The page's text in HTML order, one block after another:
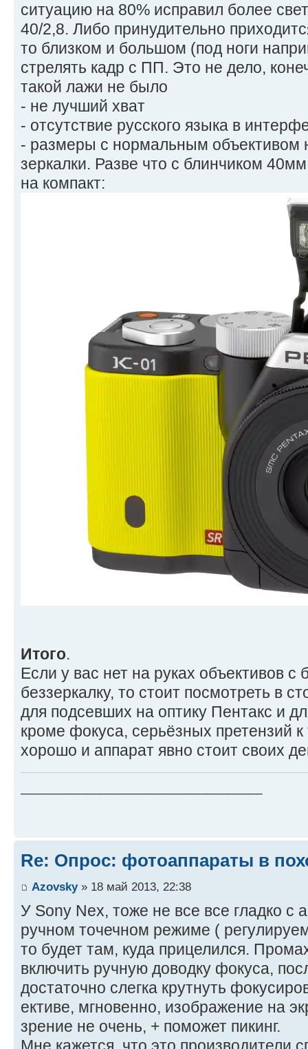
ситуацию на 80% исправил более
40/2,8. Либо принудительно
то близком и большом (под ноги
стрелять кадр с ПП. Это не дело,
такой лажи не было
- не лучший хват
- отсутствие русского языка в
- размеры с нормальным объективом
зеркалки. Разве что с блинчиком
на компакт:
Итого.
Если у вас нет на руках объективов
беззеркалку, то стоит посмотреть в
для подсевших на оптику Пентакс и
кроме фокуса, серьёзных претензий к
хорошо и аппарат явно стоит своих
Re: Опрос: фотоаппараты в
Azovsky» 18 май 2013, 22:38
У Sony Nex, тоже не все все гладко с
ручном точечном режиме (
то будет там, куда прицелился.
включить ручную доводку фокуса,
достаточно слегка крутнуть
ективе, мгновенно, изображение на
зрение не очень, + поможет пикинг.
Мне кажется, что это производители